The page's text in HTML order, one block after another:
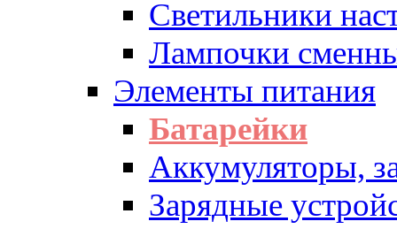
Светильники
Лампочки
Элементы питания
Батарейки
Аккумуляторы,
Зарядные